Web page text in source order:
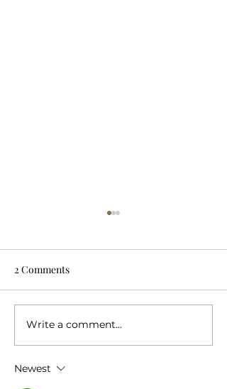
Bathroom furniture to
size
2 Comments
Write a comment...
Newest